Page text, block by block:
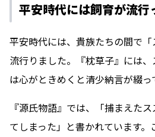
平安時代には飼育が流行
平安時代には、貴族たちの間で
流行りました。『枕草子』には
は心がときめくと清少納言が綴っ
『源氏物語』では、「捕まえた
てしまった」と書かれています